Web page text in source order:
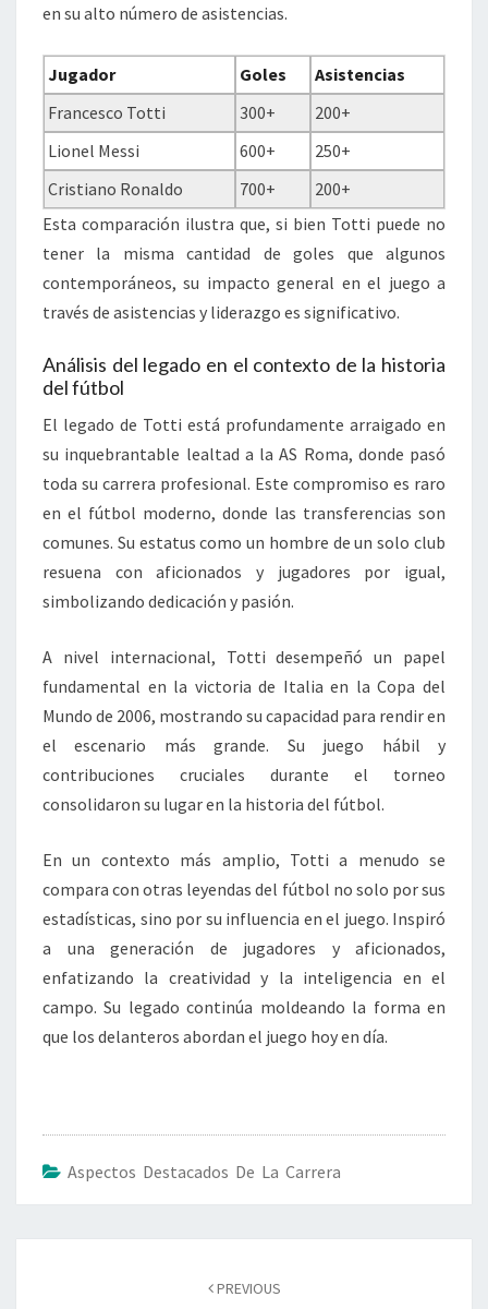
en su alto número de asistencias.
Jugador Goles
Asistencias
Francesco Totti
300+
200+
Lionel Messi
600+
250+
Cristiano Ronaldo
700+
200+
Esta comparación ilustra que, si bien Totti puede no
tener la misma cantidad de goles que algunos
contemporáneos, su impacto general en el juego a
través de asistencias y liderazgo es significativo.
Análisis del legado en el contexto de la historia
del fútbol
El legado de Totti está profundamente arraigado en
su inquebrantable lealtad a la AS Roma, donde pasó
toda su carrera profesional. Este compromiso es raro
en el fútbol moderno, donde las transferencias son
comunes. Su estatus como un hombre de un solo club
resuena con aficionados y jugadores por igual,
simbolizando dedicación y pasión.
A nivel internacional, Totti desempeñó un papel
fundamental en la victoria de Italia en la Copa del
Mundo de 2006, mostrando su capacidad para rendir en
el escenario más grande. Su juego hábil y
contribuciones cruciales durante el torneo
consolidaron su lugar en la historia del fútbol.
En un contexto más amplio, Totti a menudo se
compara con otras leyendas del fútbol no solo por sus
estadísticas, sino por su influencia en el juego. Inspiró
a una generación de jugadores y aficionados,
enfatizando la creatividad y la inteligencia en el
campo. Su legado continúa moldeando la forma en
que los delanteros abordan el juego hoy en día.
Aspectos Destacados De La Carrera
PREVIOUS